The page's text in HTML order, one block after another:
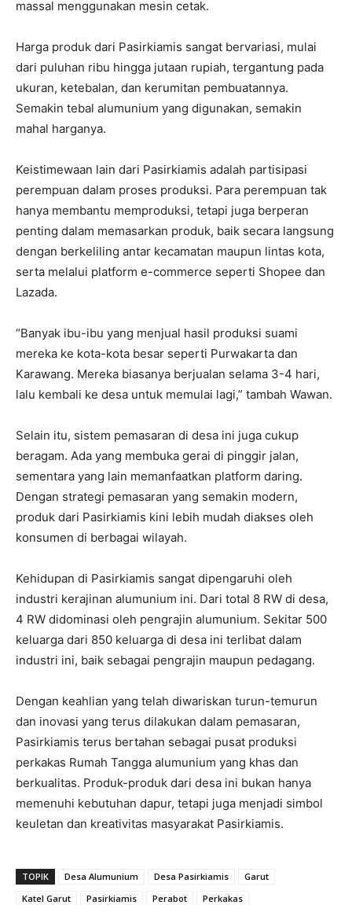
massal menggunakan mesin cetak.
Harga produk dari Pasirkiamis sangat bervariasi, mulai
dari puluhan ribu hingga jutaan rupiah, tergantung pada
ukuran, ketebalan, dan kerumitan pembuatannya.
Semakin tebal alumunium yang digunakan, semakin
mahal harganya.
Keistimewaan lain dari Pasirkiamis adalah partisipasi
perempuan dalam proses produksi. Para perempuan tak
hanya membantu memproduksi, tetapi juga berperan
penting dalam memasarkan produk, baik secara langsung
dengan berkeliling antar kecamatan maupun lintas kota,
serta melalui platform e-commerce seperti Shopee dan
Lazada.
“Banyak ibu-ibu yang menjual hasil produksi suami
mereka ke kota-kota besar seperti Purwakarta dan
Karawang. Mereka biasanya berjualan selama 3-4 hari,
lalu kembali ke desa untuk memulai lagi,” tambah Wawan.
Selain itu, sistem pemasaran di desa ini juga cukup
beragam. Ada yang membuka gerai di pinggir jalan,
sementara yang lain memanfaatkan platform daring.
Dengan strategi pemasaran yang semakin modern,
produk dari Pasirkiamis kini lebih mudah diakses oleh
konsumen di berbagai wilayah.
Kehidupan di Pasirkiamis sangat dipengaruhi oleh
industri kerajinan alumunium ini. Dari total 8 RW di desa,
4 RW didominasi oleh pengrajin alumunium. Sekitar 500
keluarga dari 850 keluarga di desa ini terlibat dalam
industri ini, baik sebagai pengrajin maupun pedagang.
Dengan keahlian yang telah diwariskan turun-temurun
dan inovasi yang terus dilakukan dalam pemasaran,
Pasirkiamis terus bertahan sebagai pusat produksi
perkakas Rumah Tangga alumunium yang khas dan
berkualitas. Produk-produk dari desa ini bukan hanya
memenuhi kebutuhan dapur, tetapi juga menjadi simbol
keuletan dan kreativitas masyarakat Pasirkiamis.
TOPIK Desa Alumunium Desa Pasirkiamis
Garut
Katel Garut
Pasirkiamis Perabot Perkakas